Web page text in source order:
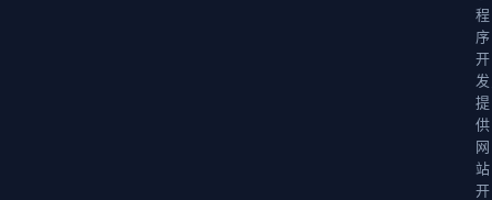
程
序
开
提
供
网
站
开